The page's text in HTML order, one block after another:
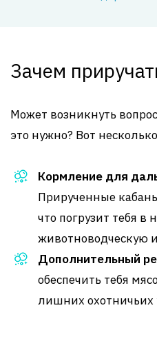
Зачем
Может возникнуть
это нужно? Вот
Кормление для
Прирученные
что погрузит тебя в
животноводческую
Дополнительный
обеспечить тебя
лишних охотничьих